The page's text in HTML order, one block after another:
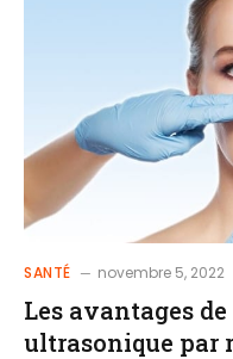
SANTÉ novembre 5, 2022
Les avantages
ultrasonique par